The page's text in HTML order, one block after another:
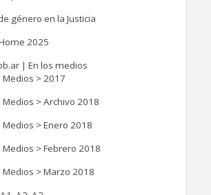
género en la Justicia
2025
| En los medios
Medios > 2017
Medios > Archivo 2018
Medios > Enero 2018
Medios > Febrero 2018
Medios > Marzo 2018